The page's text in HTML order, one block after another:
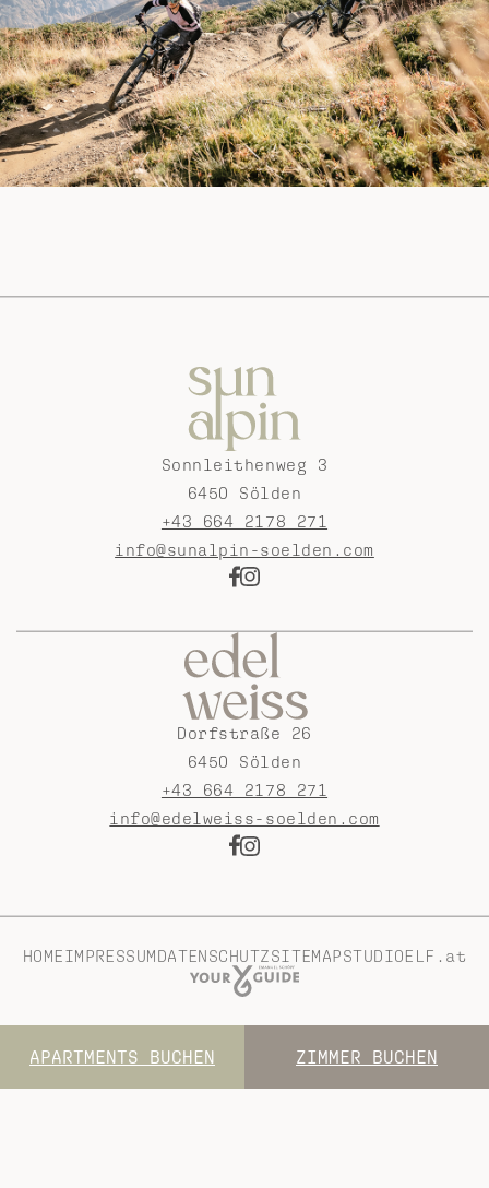
APARTMENTS BUCHEN ZIMMER BUCHEN
Sonnleithenweg 3
6450 Sölden
+43 664 2178 271
info@sunalpin-soelden.com
Dorfstraße 26
6450 Sölden
+43 664 2178 271
info@edelweiss-soelden.com
HOMEIMPRESSUMDATENSCHUTZSITEMAPSTUDIOELF.at